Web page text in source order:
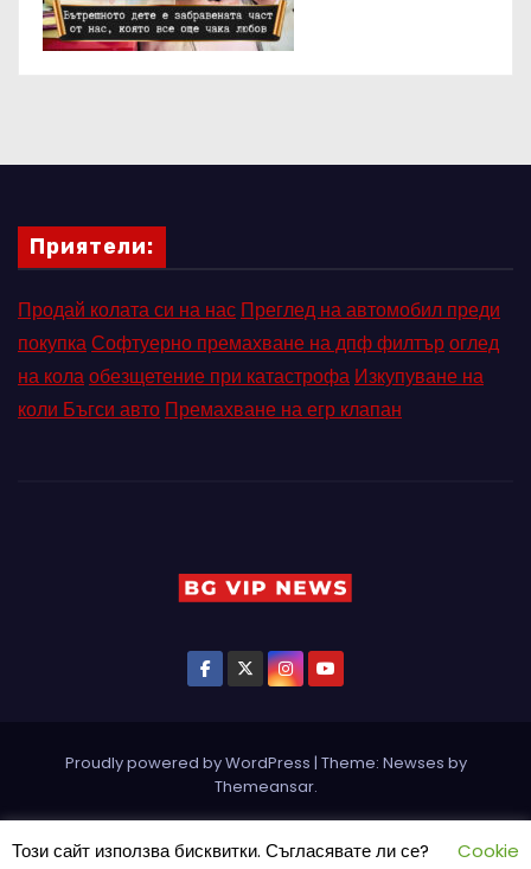
Приятели:
Продай колата си на нас Преглед на автомобил преди
покупкаСофтуерно премахване на дпф филтъроглед
на колаобезщетение при катастрофа Изкупуване на
коли Бъгси авто Премахване на егр клапан
Proudly powered by WordPress | Theme: Newses by
Themeansar.
Този сайт използва бисквитки. Съгласявате ли се? Cookie